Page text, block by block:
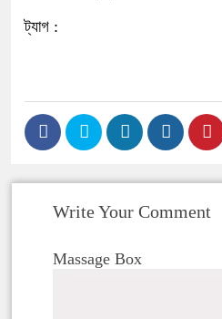
ট্যাগ :
Write Your Comment
Massage Box